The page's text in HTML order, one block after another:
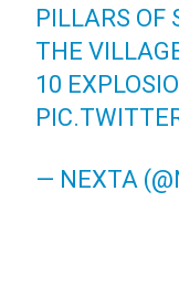
PILLARS OF
THE
10
— NEXTA